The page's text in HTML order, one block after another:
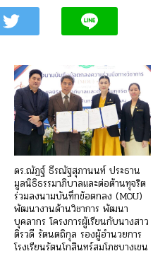
ดร.ณัฏฐ์ ธีรณัฐสุภานนท์ ประธาน
มูลนิธิธรรมาภิบาลและต่อต้านทุจริต
ร่วมลงนามบันทึกข้อตกลง (MOU)
พัฒนางานด้านวิชาการ พัฒนา
บุคลากร โครงการผู้เรียนกับนางสาว
ติรวดี รัตนตถิกุล รองผู้อำนวยการ
โรงเรียนรัตนโกสินทร์สมโภชบางเขน